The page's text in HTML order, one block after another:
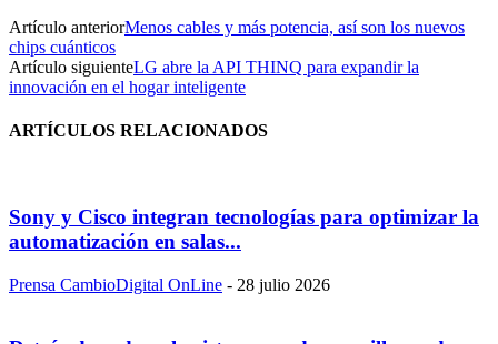
Artículo anteriorMenos cables y más potencia, así son los nuevos
chips cuánticos
Artículo siguienteLG abre la API THINQ para expandir la
innovación en el hogar inteligente
ARTÍCULOS RELACIONADOS
Sony y Cisco integran tecnologías para optimizar la
automatización en salas...
Prensa CambioDigital OnLine - 28 julio 2026